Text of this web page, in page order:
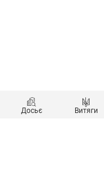
Досьє Витяги